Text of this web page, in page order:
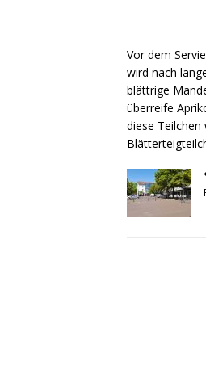
Vor dem
wird nach
blättrige
überreife
diese Teilchen